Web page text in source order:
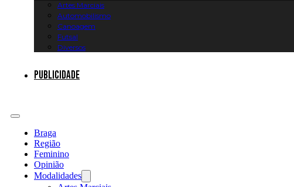
Artes Marciais
Automobilismo
Canoagem
Futsal
Diversos
Publicidade
Braga
Região
Feminino
Opinião
Modalidades